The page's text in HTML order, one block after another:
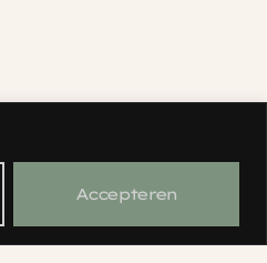
Accepteren